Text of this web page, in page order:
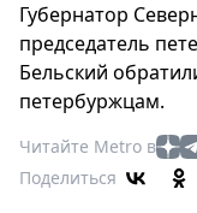
Туризм
Мода
Театр
Кино
Афиша
Книги
Губернатор
председатель
Бельский
петербуржцам.
Читайте Metro в
Поделиться